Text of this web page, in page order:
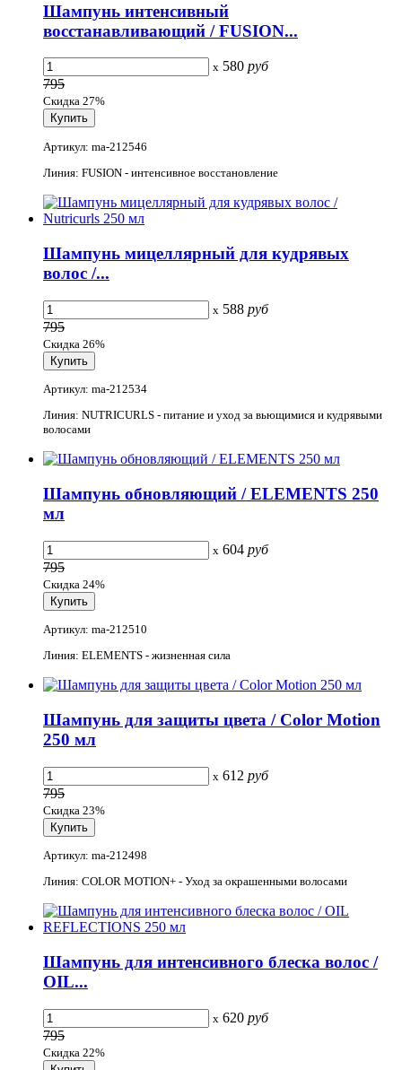
Шампунь интенсивный
восстанавливающий / FUSION...
x 580 руб
795
Скидка 27%
Артикул: ma-212546
Линия: FUSION - интенсивное восстановление
Шампунь мицеллярный для кудрявых
волос /...
x 588 руб
795
Скидка 26%
Артикул: ma-212534
Линия: NUTRICURLS - питание и уход за вьющимися и кудрявыми
волосами
Шампунь обновляющий / ELEMENTS 250
мл
x 604 руб
795
Скидка 24%
Артикул: ma-212510
Линия: ELEMENTS - жизненная сила
Шампунь для защиты цвета / Color Motion
250 мл
x 612 руб
795
Скидка 23%
Артикул: ma-212498
Линия: COLOR MOTION+ - Уход за окрашенными волосами
Шампунь для интенсивного блеска волос /
OIL...
x 620 руб
795
Скидка 22%